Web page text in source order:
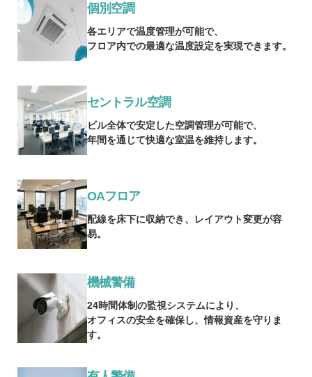
個別空調
各エリアで温度管理が可能で、
フロア内での最適な温度設定を実現できます。
セントラル空調
ビル全体で安定した空調管理が可能で、
年間を通じて快適な室温を維持します。
OAフロア
配線を床下に収納でき、レイアウト変更が容
易。
機械警備
24時間体制の監視システムにより、
オフィスの安全を確保し、情報資産を守りま
す。